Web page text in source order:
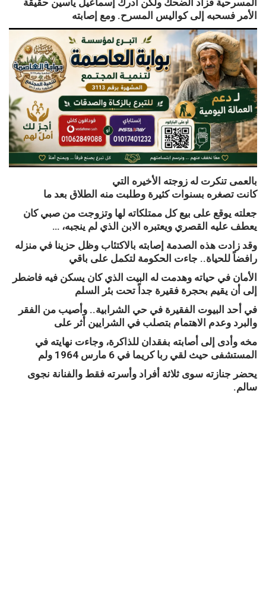
الأمر فسحبه إلى كواليس المسرح. ومع إصابته
بالعمى تنكرت له زوجته الأخيره التي
كانت تصغره بسنوات كثيرة وطلبت منه الطلاق بعد ما
جعلته يوقع على بيع كل ممتلكاته لها وتزوجت من صبي كان
يعطف عليه القصري ويعتبره الابن الذي لم ينجبه، …
وقد زادت هذه الصدمة إصابته بالاكتئاب وظل حزينا في منزله
رافضاً للحياة.. جاءت الحكومة لتكمل على باقي
الأمان في حياته وهدمت له البيت الذي كان يسكن فيه فاضطر
إلى أن يقيم بحجرة فقيرة جداً تحت بئر السلم
في أحد البيوت الفقيرة في حي الشرابية.. وأصيب من الفقر
والبرد وعدم الاهتمام بتصلب في الشرايين أثر على
مخه وأدى إلى أصابته بفقدان للذاكرة، وجاءت نهايته في
المستشفى حيث لقي ربا كريما في 6 مارس 1964 ولم
يحضر جنازته سوى ثلاثة أفراد وأسرته فقط والفنانة نجوى
سالم.